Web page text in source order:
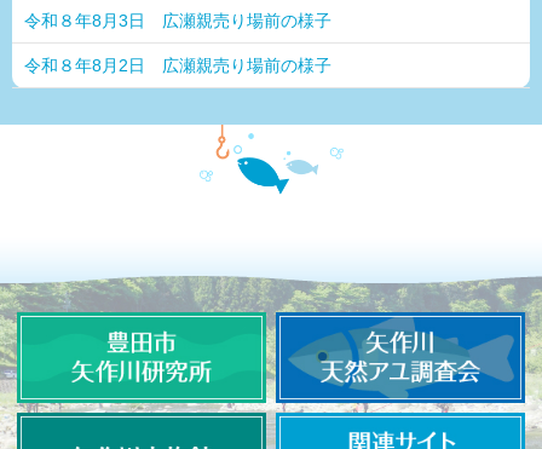
令和８年8月3日 広瀬親売り場前の様子
令和８年8月2日 広瀬親売り場前の様子